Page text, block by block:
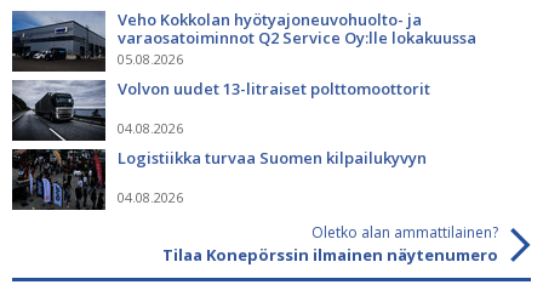
Veho Kokkolan hyötyajoneuvohuolto- ja
varaosatoiminnot Q2 Service Oy:lle lokakuussa
05.08.2026
Volvon uudet 13-litraiset polttomoottorit
04.08.2026
Logistiikka turvaa Suomen kilpailukyvyn
04.08.2026
Oletko alan ammattilainen?
Tilaa Konepörssin ilmainen näytenumero